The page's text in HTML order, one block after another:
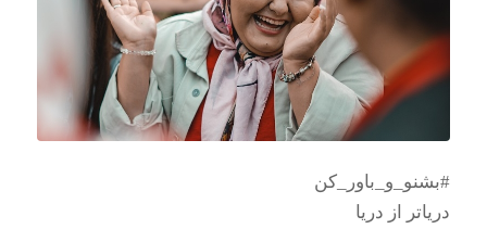
#بشنو_و_باور_کن
دریاتر از دریا